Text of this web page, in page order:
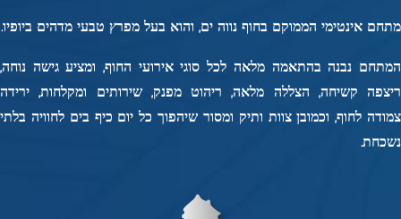
מתחם אינטימי הממוקם בחוף נווה ים, והוא בעל מפרץ טבעי מדהים ביופיו.
המתחם נבנה בהתאמה מלאה לכל סוגי אירועי החוף, ומציע גישה נוחה,
ריצפה קשיחה, הצללה מלאה, ריהוט מפנק, שירותים ומקלחות, ירידה
צמודה לחוף, וכמובן צוות ותיק ומסור שיהפוך כל יום כיף בים לחוויה בלתי
נשכחת.